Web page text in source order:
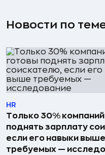
Новости по
HR
Только 30%
поднять зарплату
если его навыки выше
требуемых —